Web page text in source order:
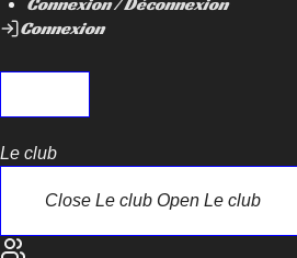
Connexion
Le club
Close Le club Open Le club